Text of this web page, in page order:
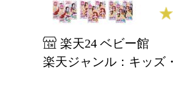
楽天24 ベビー館
楽天ジャンル：キッズ